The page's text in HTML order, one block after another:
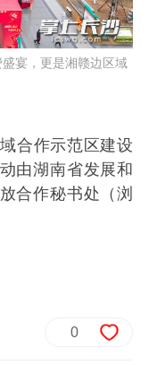
宴，更是湘赣边区域
合作示范区建设
由湖南省发展和
合作秘书处（浏
0